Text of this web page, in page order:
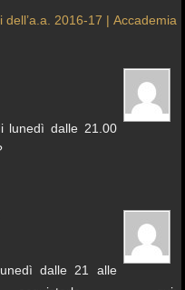
2016-17 | Accademia
lunedì dalle 21.00
dalle 21 alle